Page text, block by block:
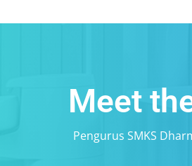
Meet
Pengurus SMKS